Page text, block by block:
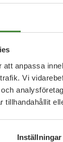
anpassa
Vi
tillhandahållit
Inställningar